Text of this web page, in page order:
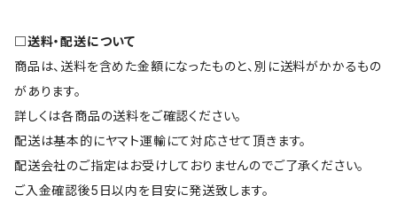
□送料・配送について
商品は、送料を含めた金額になったものと、別に送料がかかるもの
があります。
詳しくは各商品の送料をご確認ください。
配送は基本的にヤマト運輸にて対応させて頂きます。
配送会社のご指定はお受けしておりませんのでご了承ください。
ご入金確認後5日以内を目安に発送致します。